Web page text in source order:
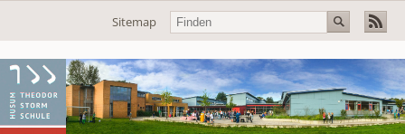
Navigation
Sitemap